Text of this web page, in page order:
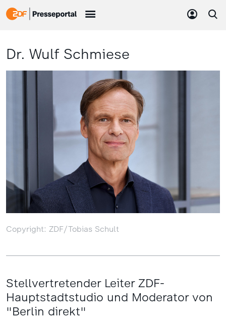
Dr. Wulf Schmiese
Copyright: ZDF/Tobias Schult
Stellvertretender Leiter ZDF-
Hauptstadtstudio und Moderator von
"Berlin direkt"